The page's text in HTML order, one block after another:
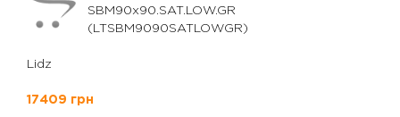
SBM90x90.SAT.LOW.GR
(LTSBM9090SATLOWGR)
Lidz
17409 грн